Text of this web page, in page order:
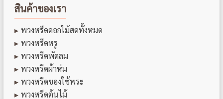
สินค้าของเรา
พวงหรีดดอกไม้สดทั้งหมด
พวงหรีดหรู
พวงหรีดพัดลม
พวงหรีดผ้าห่ม
พวงหรีดของใช้พระ
พวงหรีดต้นไม้